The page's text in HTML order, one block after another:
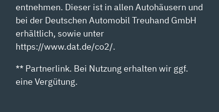
entnehmen. Dieser ist in allen Autohäusern und
bei der Deutschen Automobil Treuhand GmbH
erhältlich, sowie unter
https://www.dat.de/co2/.
** Partnerlink. Bei Nutzung erhalten wir ggf.
eine Vergütung.